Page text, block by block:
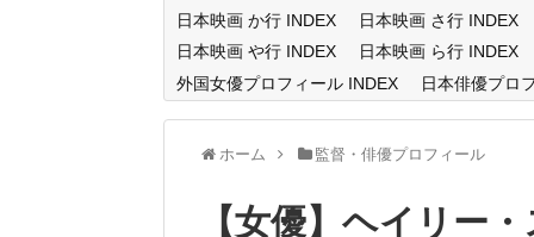
日本映画 か行 INDEX
日本映画 さ行 INDEX
日本映画 や行 INDEX
日本映画 ら行 INDEX
外国女優プロフィール INDEX
日本俳優プロ
ホーム 監督・俳優プロフィール
【女優】ヘイリー